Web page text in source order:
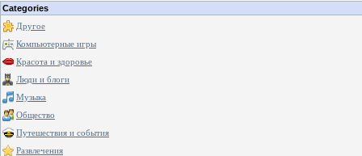
Categories
Другое
Компьютерные игры
Красота и здоровье
Люди и блоги
Музыка
Общество
Путешествия и события
Развлечения